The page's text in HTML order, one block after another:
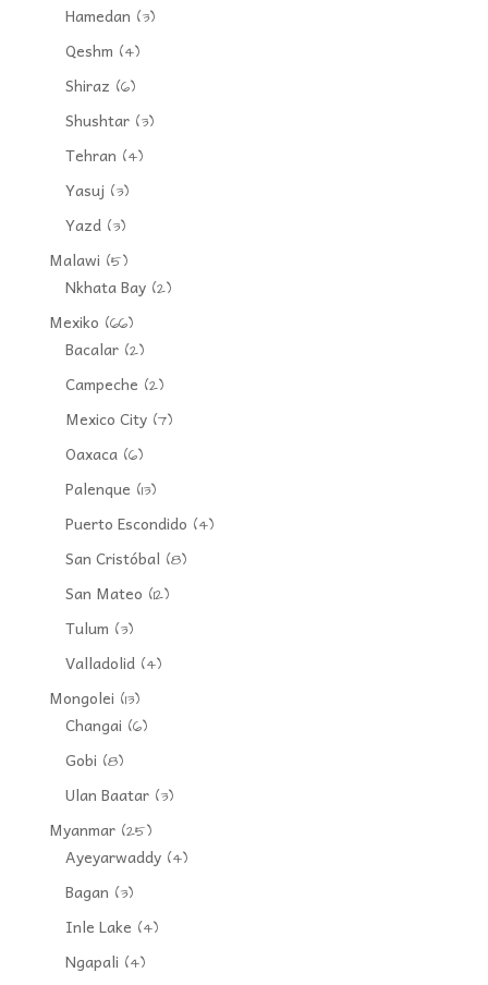
Hamedan (3)
Qeshm (4)
Shiraz (6)
Shushtar(3)
Tehran (4)
Yasuj (3)
Yazd(3)
Malawi (5)
Nkhata Bay(2)
Mexiko (66)
Bacalar(2)
Campeche (2)
Mexico City(7)
Oaxaca(6)
Palenque (13)
Puerto Escondido (4)
San Cristóbal (8)
San Mateo (12)
Tulum (3)
Valladolid(4)
Mongolei (13)
Changai (6)
Gobi (8)
Ulan Baatar(3)
Myanmar(25)
Ayeyarwaddy(4)
Bagan (3)
Inle Lake (4)
Ngapali (4)